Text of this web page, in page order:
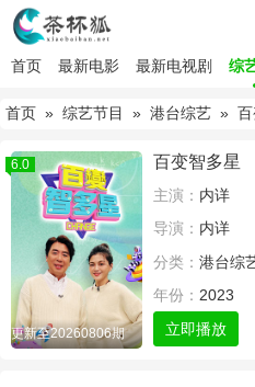
首页 最新电影 最新电视剧 综
首页 » 综艺节目 » 港台综艺 » 百
6.0
更新至20260806期
百变智多星
主演： 内详
导演： 内详
分类： 港台综
年份： 2023
立即播放